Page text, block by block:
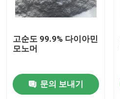
우리에 대하여
공장 여행
품질 관리
고순도 99.9% 다이아민
모노머
문의 보내기